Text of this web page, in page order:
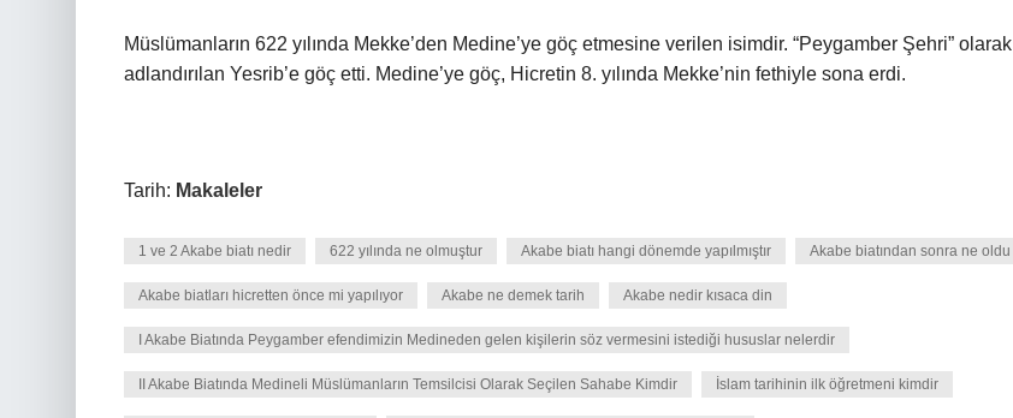
Müslümanların 622 yılında Mekke’den Medine’ye göç etmesine verilen isimdir. “Peygamber Şehri” olarak
adlandırılan Yesrib’e göç etti. Medine’ye göç, Hicretin 8. yılında Mekke’nin fethiyle sona erdi.
Tarih: Makaleler
1 ve 2 Akabe biatı nedir 622 yılında ne olmuştur Akabe biatı hangi dönemde yapılmıştır Akabe biatından sonra ne oldu
Akabe biatları hicretten önce mi yapılıyor Akabe ne demek tarih Akabe nedir kısaca din
I Akabe Biatında Peygamber efendimizin Medineden gelen kişilerin söz vermesini istediği hususlar nelerdir
II Akabe Biatında Medineli Müslümanların Temsilcisi Olarak Seçilen Sahabe Kimdir İslam tarihinin ilk öğretmeni kimdir